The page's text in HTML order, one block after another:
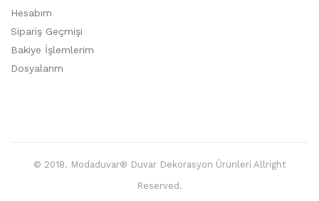
Hesabım
Sipariş Geçmişi
Bakiye İşlemlerim
Dosyalarım
© 2018. Modaduvar® Duvar Dekorasyon Ürünleri Allright
Reserved.